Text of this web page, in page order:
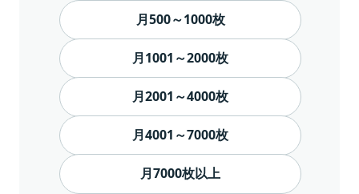
月500～1000枚
月1001～2000枚
月2001～4000枚
月4001～7000枚
月7000枚以上